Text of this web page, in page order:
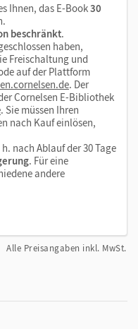
Ihnen, das E-Book30
beschränkt.
haben,
Freischaltung und
auf der Plattform
. Der
Cornelsen E-Bibliothek
. Sie müssen Ihren
nach Kauf einlösen,
nach Ablauf der 30 Tage
. Für eine
andere
Alle Preisangaben inkl. MwSt.